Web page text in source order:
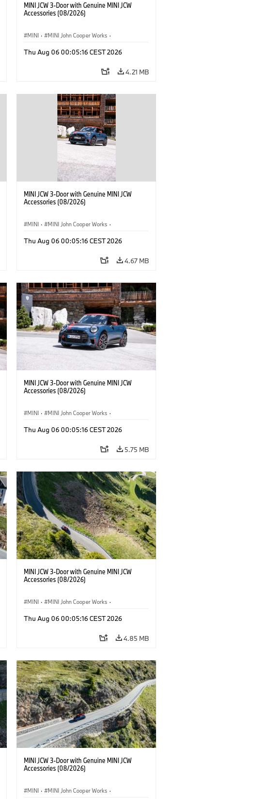
MINI JCW 3-Door with Genuine MINI JCW
Accessories (08/2026)
MINI · MINI John Cooper Works ·
Optional Extras, Accessories
Thu Aug 06 00:05:16 CEST 2026
4.21 MB
MINI JCW 3-Door with Genuine MINI JCW
Accessories (08/2026)
MINI · MINI John Cooper Works ·
Optional Extras, Accessories
Thu Aug 06 00:05:16 CEST 2026
4.67 MB
MINI JCW 3-Door with Genuine MINI JCW
Accessories (08/2026)
MINI · MINI John Cooper Works ·
Optional Extras, Accessories
Thu Aug 06 00:05:16 CEST 2026
5.75 MB
MINI JCW 3-Door with Genuine MINI JCW
Accessories (08/2026)
MINI · MINI John Cooper Works ·
Optional Extras, Accessories
Thu Aug 06 00:05:16 CEST 2026
4.85 MB
MINI JCW 3-Door with Genuine MINI JCW
Accessories (08/2026)
MINI · MINI John Cooper Works ·